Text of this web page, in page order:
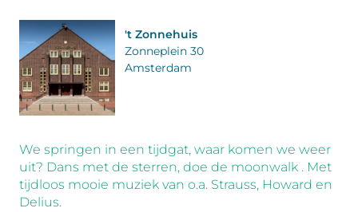
't Zonnehuis
Zonneplein 30
Amsterdam
We springen in een tijdgat, waar komen we weer
uit? Dans met de sterren, doe de moonwalk . Met
tijdloos mooie muziek van o.a. Strauss, Howard en
Delius.